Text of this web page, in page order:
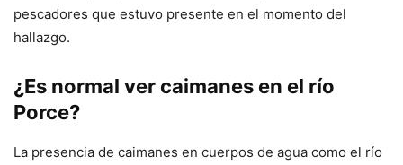
pescadores que estuvo presente en el momento del
hallazgo.
¿Es normal ver caimanes en el río
Porce?
La presencia de caimanes en cuerpos de agua como el río